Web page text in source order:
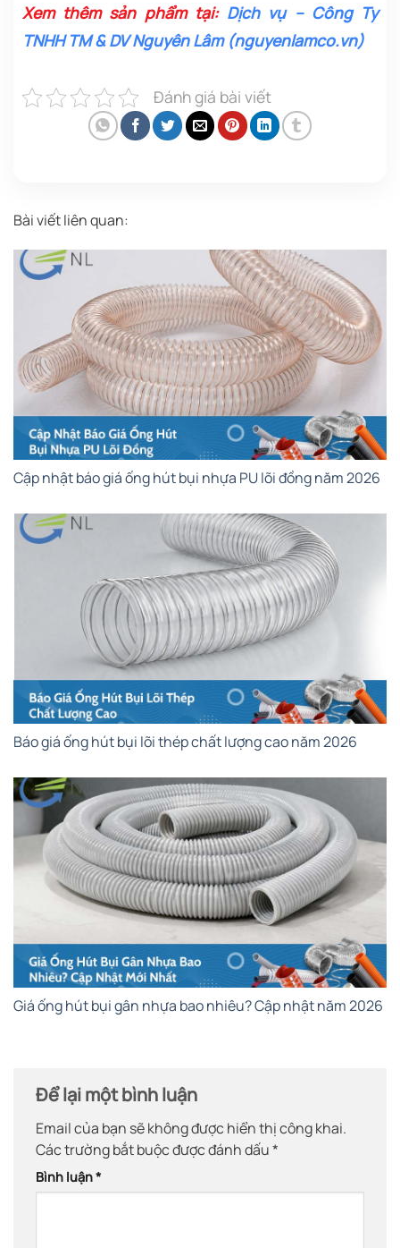
Xem thêm sản phẩm tại: Dịch vụ – Công Ty
TNHH TM & DV Nguyên Lâm (nguyenlamco.vn)
Đánh giá bài viết
Bài viết liên quan:
Cập nhật báo giá ống hút bụi nhựa PU lõi đồng năm 2026
Báo giá ống hút bụi lõi thép chất lượng cao năm 2026
Giá ống hút bụi gân nhựa bao nhiêu? Cập nhật năm 2026
Để lại một bình luận
Email của bạn sẽ không được hiển thị công khai.
Các trường bắt buộc được đánh dấu*
Bình luận*